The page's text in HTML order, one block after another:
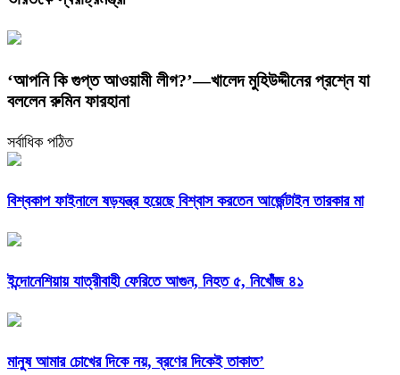
‘আপনি কি গুপ্ত আওয়ামী লীগ?’—খালেদ মুহিউদ্দীনের প্রশ্নে যা
বললেন রুমিন ফারহানা
সর্বাধিক পঠিত
বিশ্বকাপ ফাইনালে ষড়যন্ত্র হয়েছে বিশ্বাস করতেন আর্জেন্টাইন তারকার মা
ইন্দোনেশিয়ায় যাত্রীবাহী ফেরিতে আগুন, নিহত ৫, নিখোঁজ ৪১
মানুষ আমার চোখের দিকে নয়, ব্রণের দিকেই তাকাত’